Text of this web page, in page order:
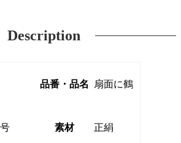
Description
品番・品名 扇面に鶴
素材 正絹